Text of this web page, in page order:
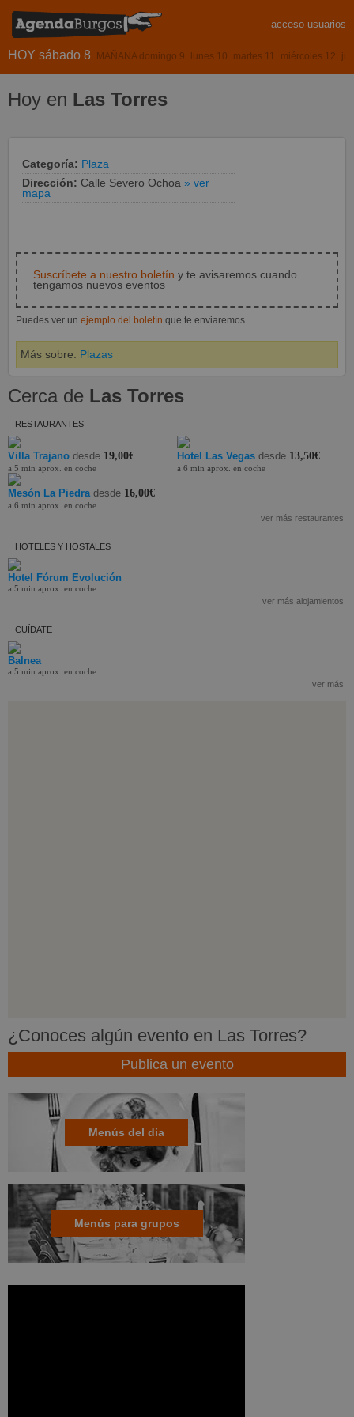
acceso usuarios
HOY sábado 8 MAÑANA domingo 9 lunes 10 martes 11 miércoles 12
Hoy en Las Torres
Categoría: Plaza
Dirección: Calle Severo Ochoa » ver
mapa
Suscríbete a nuestro boletín y te avisaremos cuando
tengamos nuevos eventos
Puedes ver un ejemplo del boletín que te enviaremos
Más sobre: Plazas
Cerca de Las Torres
RESTAURANTES
Villa Trajano desde 19,00€
a 5 min aprox. en coche
Hotel Las Vegasdesde 13,50€
a 6 min aprox. en coche
Mesón La Piedra desde 16,00€
a 6 min aprox. en coche
ver más restaurantes
HOTELES Y HOSTALES
Hotel Fórum Evolución
a 5 min aprox. en coche
ver más alojamientos
CUÍDATE
Balnea
a 5 min aprox. en coche
ver más
¿Conoces algún evento en Las Torres?
Publica un evento
Menús del dia
Menús para grupos